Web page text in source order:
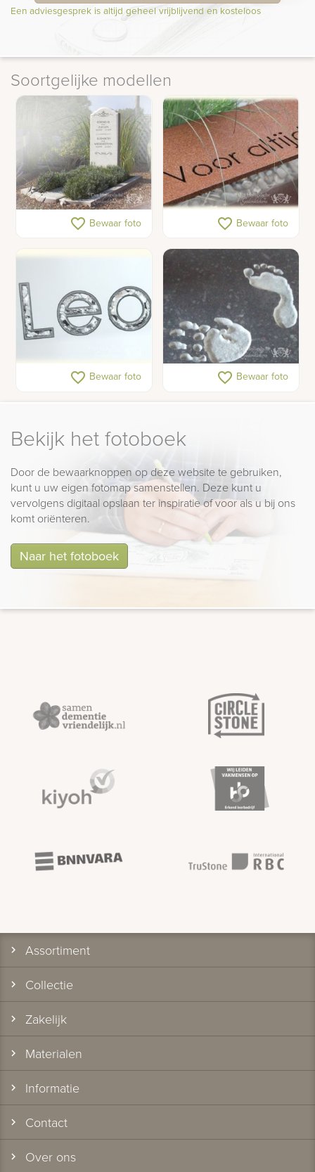
Een adviesgesprek is altijd geheel vrijblijvend en kosteloos
Soortgelijke modellen
Klassieke witte
favorite_border Bewaar foto Cortenstaal - detail
favorite_border Bewaar foto
Letters in glasplaat
favorite_border Bewaar foto
Hand- en voetafdruk in
natuursteen
favorite_border Bewaar foto
Bekijk het fotoboek
Door de bewaarknoppen op deze website te gebruiken,
kunt u uw eigen fotomap samenstellen. Deze kunt u
vervolgens digitaal opslaan ter inspiratie of voor als u bij ons
komt oriënteren.
Naar het fotoboek
Assortiment
Collectie
Zakelijk
Materialen
Informatie
Contact
Over ons